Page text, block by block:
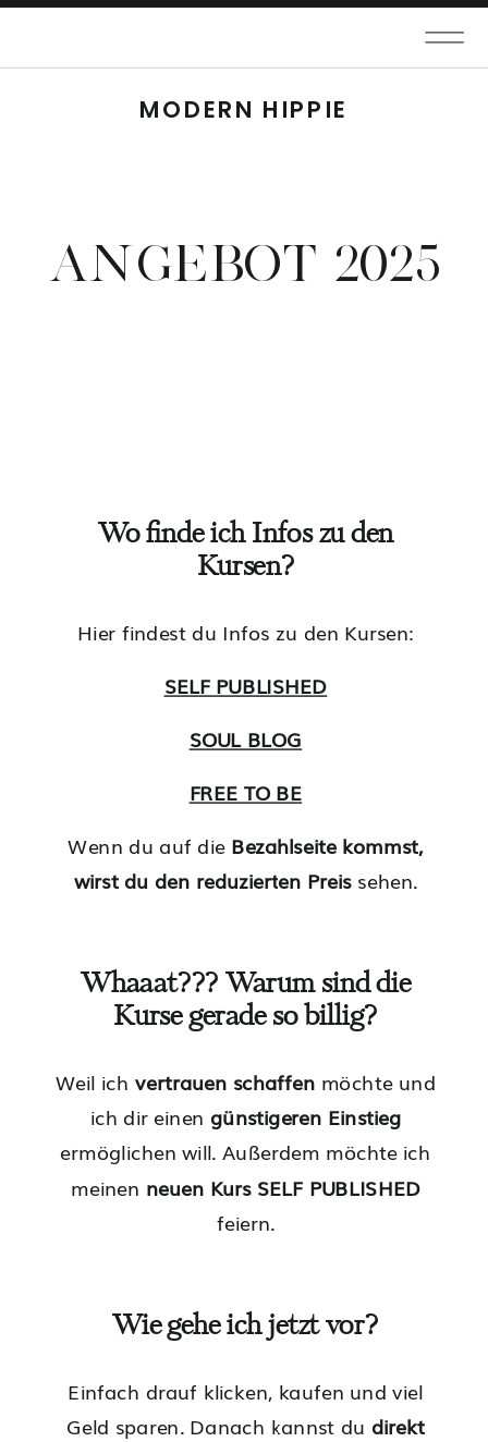
MODERN HIPPIE
ANGEBOT 2025
Wo finde ich Infos zu den
Kursen?
Hier findest du Infos zu den Kursen:
SELF PUBLISHED
SOUL BLOG
FREE TO BE
Wenn du auf die Bezahlseite kommst,
wirst du den reduzierten Preissehen.
Whaaat??? Warum sind die
Kurse gerade so billig?
Weil ich vertrauen schaffen möchte und
ich dir einen günstigeren Einstieg
ermöglichen will. Außerdem möchte ich
meinen neuen Kurs SELF PUBLISHED
feiern.
Wie gehe ich jetzt vor?
Einfach drauf klicken, kaufen und viel
Geld sparen. Danach kannst du direkt